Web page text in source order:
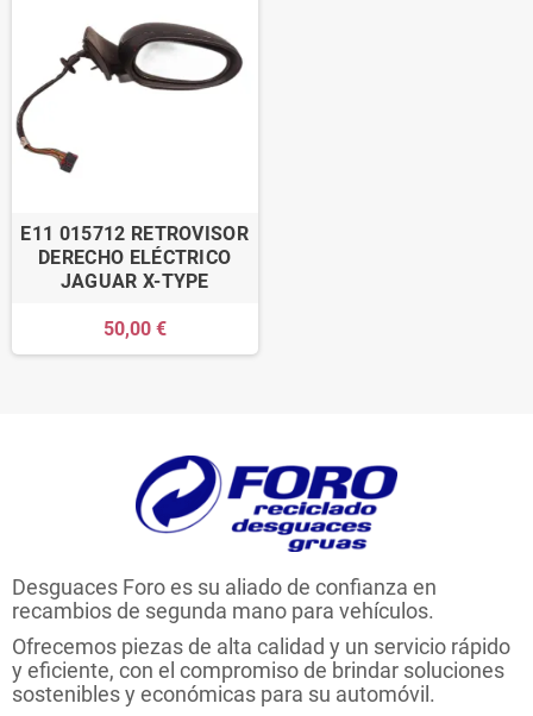
E11 015712 RETROVISOR
DERECHO ELÉCTRICO
JAGUAR X-TYPE
50,00 €
Desguaces Foro es su aliado de confianza en
recambios de segunda mano para vehículos.
Ofrecemos piezas de alta calidad y un servicio rápido
y eficiente, con el compromiso de brindar soluciones
sostenibles y económicas para su automóvil.